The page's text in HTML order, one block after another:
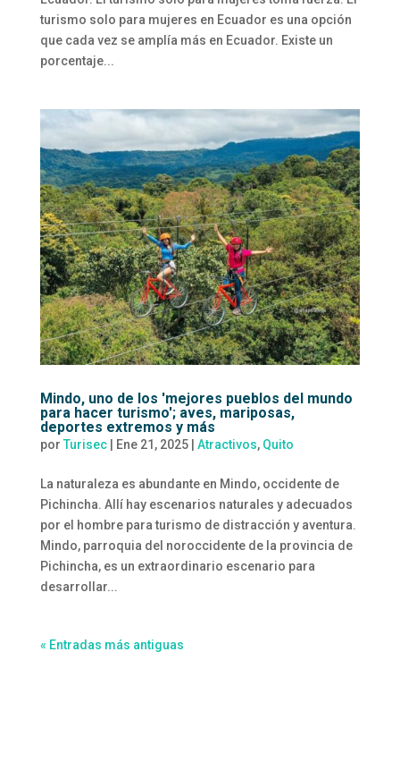
turismo solo para mujeres en Ecuador es una opción
que cada vez se amplía más en Ecuador. Existe un
porcentaje...
Mindo, uno de los 'mejores pueblos del mundo
para hacer turismo'; aves, mariposas,
deportes extremos y más
por Turisec| Ene 21, 2025| Atractivos, Quito
La naturaleza es abundante en Mindo, occidente de
Pichincha. Allí hay escenarios naturales y adecuados
por el hombre para turismo de distracción y aventura.
Mindo, parroquia del noroccidente de la provincia de
Pichincha, es un extraordinario escenario para
desarrollar...
« Entradas más antiguas